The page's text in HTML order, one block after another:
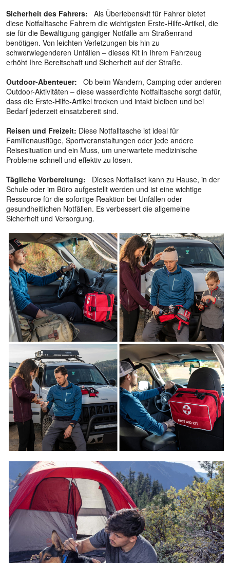
Sicherheit des Fahrers:
Als Überlebenskit für Fahrer bietet
diese Notfalltasche Fahrern die wichtigsten Erste-Hilfe-Artikel, die
sie für die Bewältigung gängiger Notfälle am Straßenrand
benötigen. Von leichten Verletzungen bis hin zu
schwerwiegenderen Unfällen – dieses Kit in Ihrem Fahrzeug
erhöht Ihre Bereitschaft und Sicherheit auf der Straße.
Outdoor-Abenteuer:
Ob beim Wandern, Camping oder anderen
Outdoor-Aktivitäten – diese wasserdichte Notfalltasche sorgt dafür,
dass die Erste-Hilfe-Artikel trocken und intakt bleiben und bei
Bedarf jederzeit einsatzbereit sind.
Reisen und Freizeit: Diese Notfalltasche ist ideal für
Familienausflüge, Sportveranstaltungen oder jede andere
Reisesituation und ein Muss, um unerwartete medizinische
Probleme schnell und effektiv zu lösen.
Tägliche Vorbereitung:
Dieses Notfallset kann zu Hause, in der
Schule oder im Büro aufgestellt werden und ist eine wichtige
Ressource für die sofortige Reaktion bei Unfällen oder
gesundheitlichen Notfällen. Es verbessert die allgemeine
Sicherheit und Versorgung.